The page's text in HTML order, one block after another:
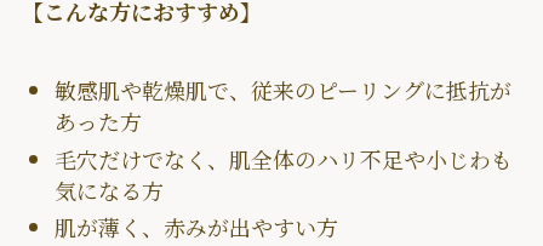
【こんな方におすすめ】
敏感肌や乾燥肌で、従来のピーリングに抵抗が
あった方
毛穴だけでなく、肌全体のハリ不足や小じわも
気になる方
肌が薄く、赤みが出やすい方